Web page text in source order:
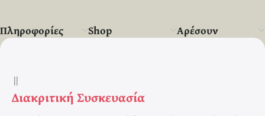
Πληροφορίες Shop Αρέσουν
||
Διακριτική Συσκευασία